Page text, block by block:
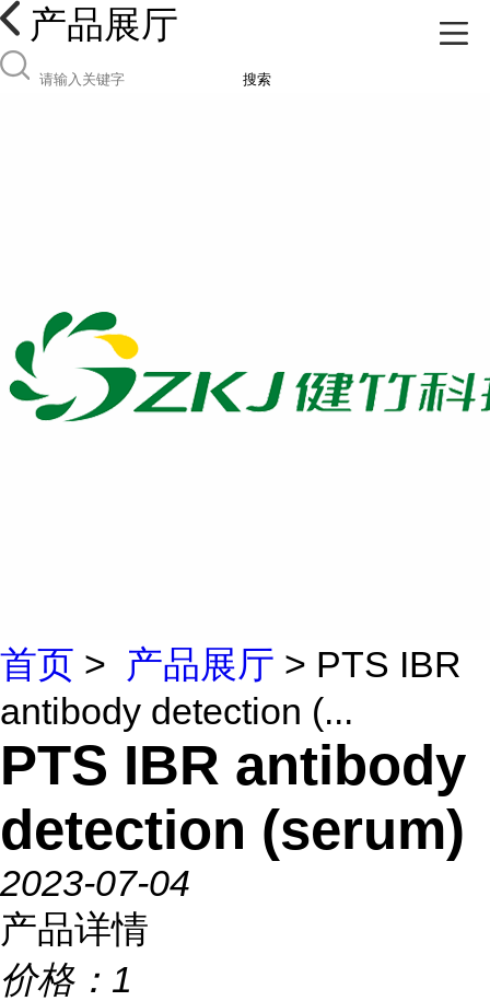
产品展厅
搜索
首页 > 产品展厅 > PTS IBR
antibody detection (...
PTS IBR antibody
detection (serum)
2023-07-04
产品详情
价格： 1